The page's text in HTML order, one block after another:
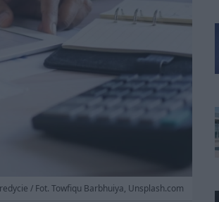
/ Fot. Towfiqu Barbhuiya, Unsplash.com